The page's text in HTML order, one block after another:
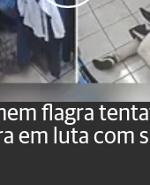
flagra
em luta com